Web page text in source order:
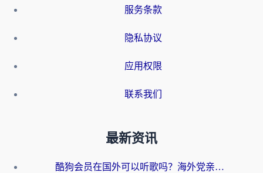
服务条款
隐私协议
应用权限
联系我们
最新资讯
酷狗会员在国外可以听歌吗？海外党亲测有效：3步解决音乐权限难题